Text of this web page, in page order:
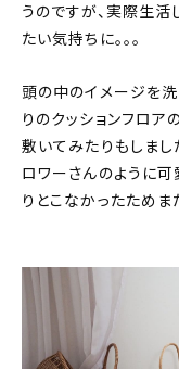
うのですが、実際生活
たい気持ちに。。。
頭の中のイメージを洗
りのクッションフロア
敷いてみたりもしま
ロワーさんのように可
りとこなかったためま